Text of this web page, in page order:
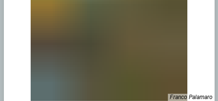
Franco Palamaro